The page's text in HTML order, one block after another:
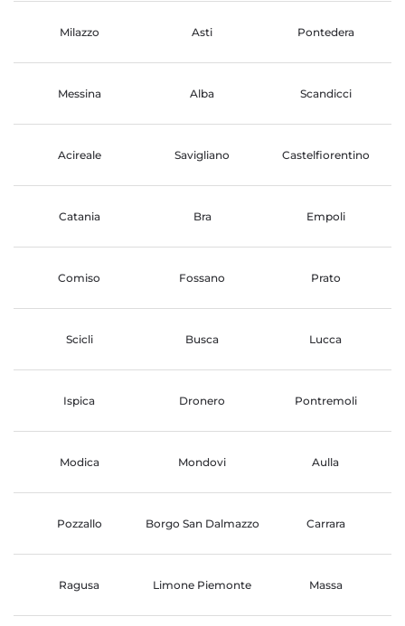
Milazzo Asti Pontedera
Messina Alba Scandicci
Acireale Savigliano Castelfiorentino
Catania Bra Empoli
Comiso Fossano Prato
Scicli Busca Lucca
Ispica Dronero Pontremoli
Modica Mondovi Aulla
Pozzallo Borgo San Dalmazzo Carrara
Ragusa Limone Piemonte Massa